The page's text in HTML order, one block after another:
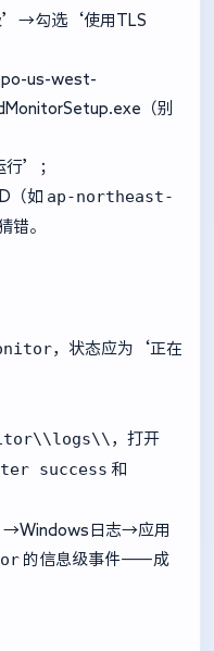
勾选‘使用TLS
us-west-
（别
’；
（如 ap-northeast-
错。
，状态应为‘正在
，打开
success 和
日志→应用
的信息级事件——成